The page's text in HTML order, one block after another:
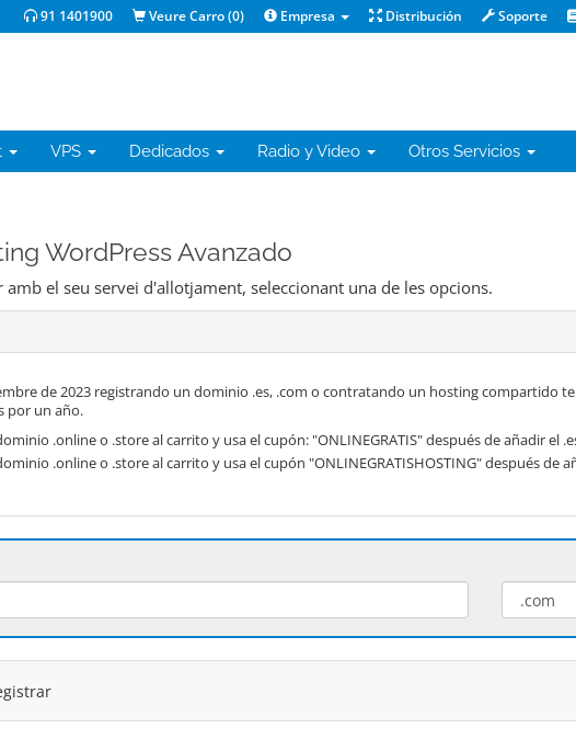
91 1401900 Veure Carro (0) Empresa Distribución Soporte
VPS Dedicados Radio y Video Otros Servicios
WordPress Avanzado
el seu servei d'allotjament, seleccionant una de les opcions.
de 2023 registrando un dominio .es, .com o contratando un hosting compartido te
por un año.
.online o .store al carrito y usa el cupón: "ONLINEGRATIS" después de añadir el
.online o .store al carrito y usa el cupón "ONLINEGRATISHOSTING" después de